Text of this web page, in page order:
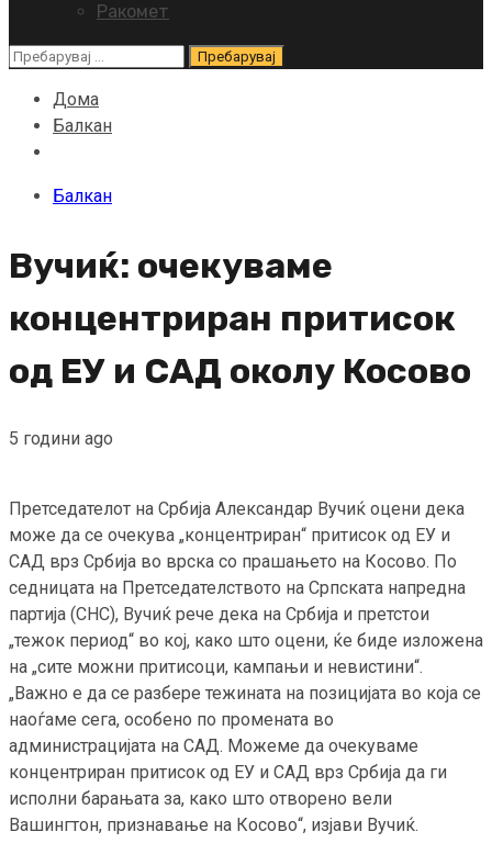
Ракомет
Пребарувај
Дома
Балкан
Балкан
Вучиќ: очекуваме
концентриран притисок
од ЕУ и САД околу Косово
5 години ago
Претседателот на Србија Александар Вучиќ оцени дека
може да се очекува „концентриран“ притисок од ЕУ и
САД врз Србија во врска со прашањето на Косово. По
седницата на Претседателството на Српската напредна
партија (СНС), Вучиќ рече дека на Србија и претстои
„тежок период“ во кој, како што оцени, ќе биде изложена
на „сите можни притисоци, кампањи и невистини“.
„Важно е да се разбере тежината на позицијата во која се
наоѓаме сега, особено по промената во
администрацијата на САД. Можеме да очекуваме
концентриран притисок од ЕУ и САД врз Србија да ги
исполни барањата за, како што отворено вели
Вашингтон, признавање на Косово“, изјави Вучиќ.